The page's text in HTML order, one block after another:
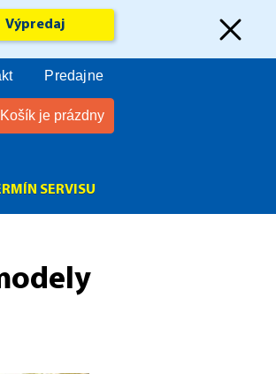
Výpredaj
Košík je prázdny
Predajne
SERVISU